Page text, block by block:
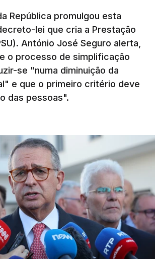
República promulgou esta
lei que cria a Prestação
António José Seguro alerta,
o processo de simplificação
se "numa diminuição da
e que o primeiro critério deve
das pessoas".